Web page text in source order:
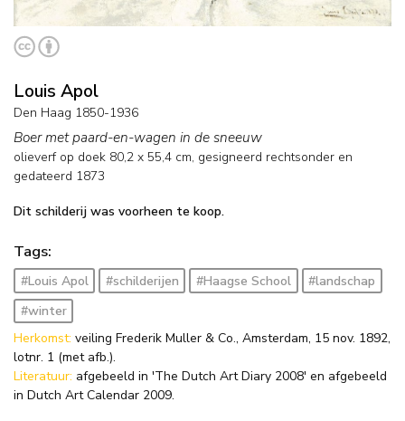
Louis Apol
Den Haag 1850-1936
Boer met paard-en-wagen in de sneeuw
olieverf op doek 80,2 x 55,4 cm, gesigneerd rechtsonder en
gedateerd 1873
Dit schilderij was voorheen te koop.
Tags:
#Louis Apol #schilderijen #Haagse School
#landschap
#winter
Herkomst: veiling Frederik Muller & Co., Amsterdam, 15 nov. 1892,
lotnr. 1 (met afb.).
Literatuur: afgebeeld in 'The Dutch Art Diary 2008' en afgebeeld
in Dutch Art Calendar 2009.